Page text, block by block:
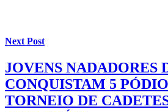
Next Post
JOVENS NADADORES
CONQUISTAM 5
TORNEIO DE